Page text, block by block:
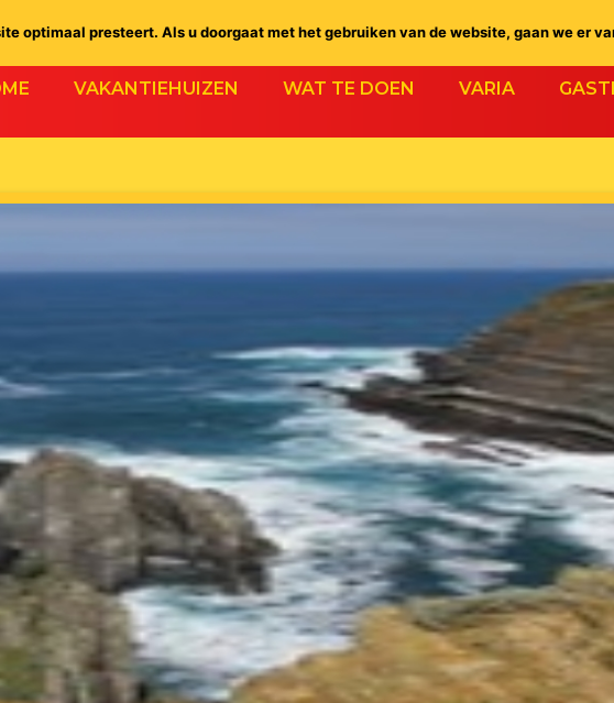
VAKANTIEHUIZEN WAT TE DOEN VARIA
optimaal presteert. Als u doorgaat met het gebruiken van de website, gaan we er